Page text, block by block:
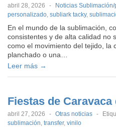
abril 28, 2026 - Noticias
personalizado, subliark tacky,
En el mundo de la sublimación,
consistentes y de alta calidad no
como el movimiento del tejido, la
planchado o una…
Leer más →
Fiestas de Caravaca
abril 27, 2026 - Otras noticias -
sublimación, transfer, vinilo